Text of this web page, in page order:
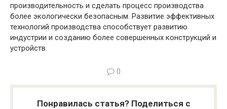
производительность и сделать процесс производства
более экологически безопасным. Развитие эффективных
технологий производства способствует развитию
индустрии и созданию более совершенных конструкций и
устройств.
0
Понравилась статья? Поделиться с